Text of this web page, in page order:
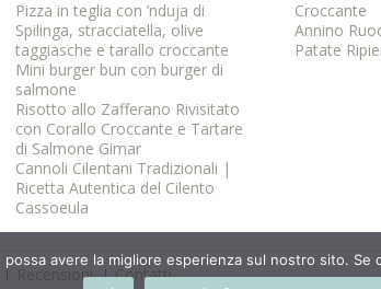
Pizza in teglia con ’nduja di
Spilinga, stracciatella, olive
taggiasche e tarallo croccante
Mini burger bun con burger di
salmone
Risotto allo Zafferano Rivisitato
con Corallo Croccante e Tartare
di Salmone Gimar
Cannoli Cilentani Tradizionali |
Ricetta Autentica del Cilento
Cassoeula
Croccante
Annino
Patate
Recensioni Contatti
avere la migliore esperienza sul nostro sito.